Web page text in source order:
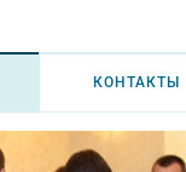
КОНТАКТЫ